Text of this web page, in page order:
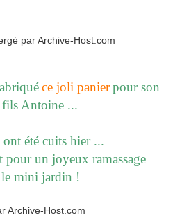
ce joli panier pour son
Antoine ...
ont été cuits hier ...
pour un joyeux ramassage
le mini jardin !